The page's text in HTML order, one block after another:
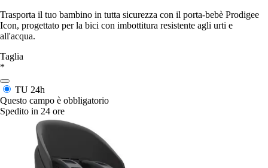
Trasporta il tuo bambino in tutta sicurezza con il porta-bebè Prodigee
Icon, progettato per la bici con imbottitura resistente agli urti e
all'acqua.
Taglia
*
TU 24h
Questo campo è obbligatorio
Spedito in 24 ore